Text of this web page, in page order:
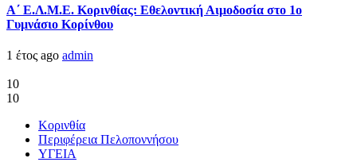
Α΄ Ε.Λ.Μ.Ε. Κορινθίας: Εθελοντική Αιμοδοσία στο 1ο
Γυμνάσιο Κορίνθου
1 έτος ago admin
10
10
Κορινθία
Περιφέρεια Πελοποννήσου
ΥΓΕΙΑ